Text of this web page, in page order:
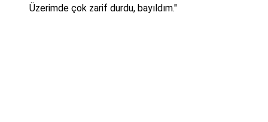
Üzerimde çok zarif durdu, bayıldım."